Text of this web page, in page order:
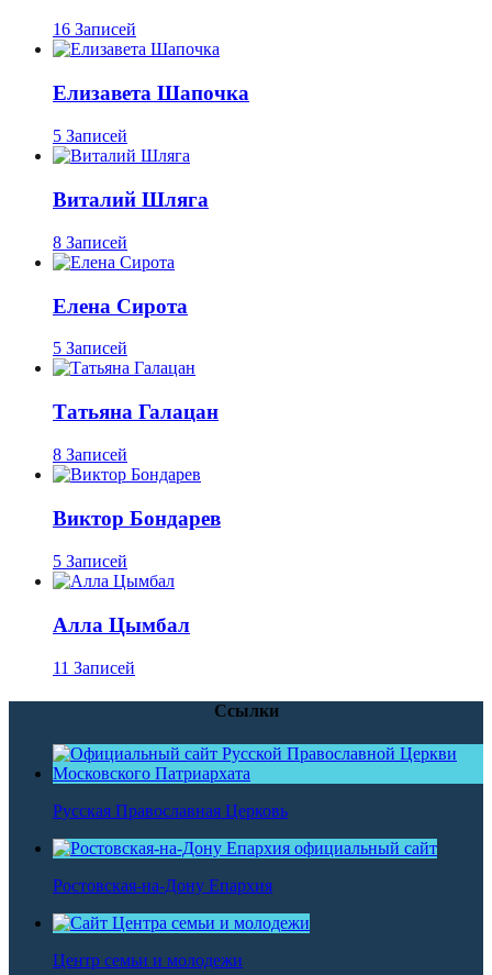
16 Записей
Елизавета Шапочка
5 Записей
Виталий Шляга
8 Записей
Елена Сирота
5 Записей
Татьяна Галацан
8 Записей
Виктор Бондарев
5 Записей
Алла Цымбал
11 Записей
Ссылки
Русская Православная Церковь
Ростовская-на-Дону Епархия
Центр семьи и молодежи